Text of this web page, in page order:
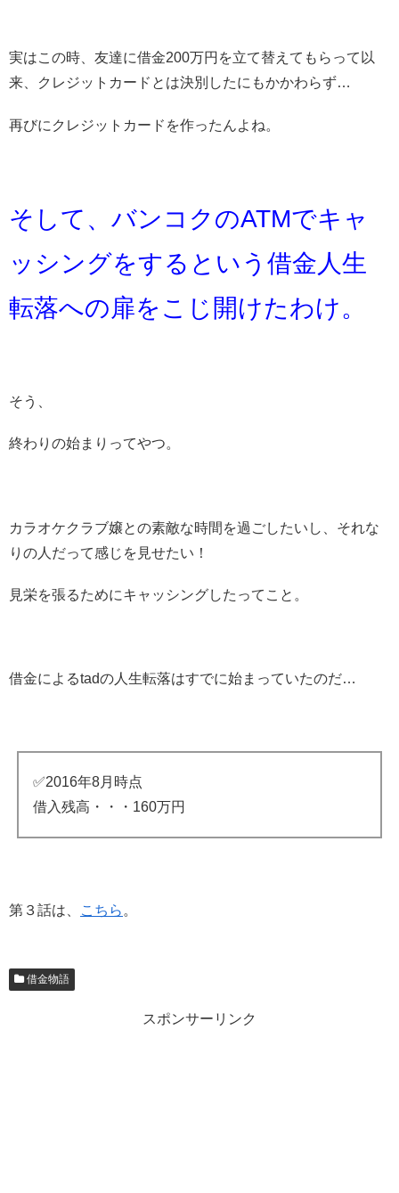
実はこの時、友達に借金200万円を立て替えてもらって以
来、クレジットカードとは決別したにもかかわらず…
再びにクレジットカードを作ったんよね。
そして、バンコクのATMでキャ
ッシングをするという借金人生
転落への扉をこじ開けたわけ。
そう、
終わりの始まりってやつ。
カラオケクラブ嬢との素敵な時間を過ごしたいし、それな
りの人だって感じを見せたい！
見栄を張るためにキャッシングしたってこと。
借金によるtadの人生転落はすでに始まっていたのだ…
✅2016年8月時点
借入残高・・・160万円
第３話は、 こちら 。
借金物語
スポンサーリンク